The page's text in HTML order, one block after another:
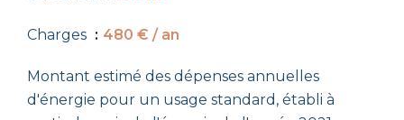
Charges 480 € / an
Montant estimé des dépenses annuelles
d'énergie pour un usage standard, établi à